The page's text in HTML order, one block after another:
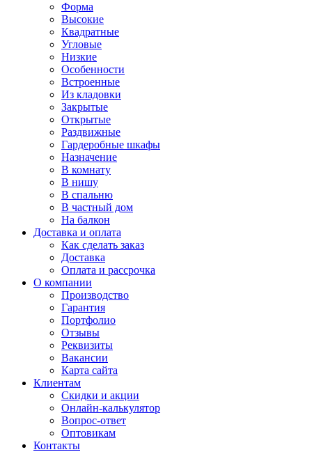
Форма
Высокие
Квадратные
Угловые
Низкие
Особенности
Встроенные
Из кладовки
Закрытые
Открытые
Раздвижные
Гардеробные шкафы
Назначение
В комнату
В нишу
В спальню
В частный дом
На балкон
Доставка и оплата
Как сделать заказ
Доставка
Оплата и рассрочка
О компании
Производство
Гарантия
Портфолио
Отзывы
Реквизиты
Вакансии
Карта сайта
Клиентам
Скидки и акции
Онлайн-калькулятор
Вопрос-ответ
Оптовикам
Контакты